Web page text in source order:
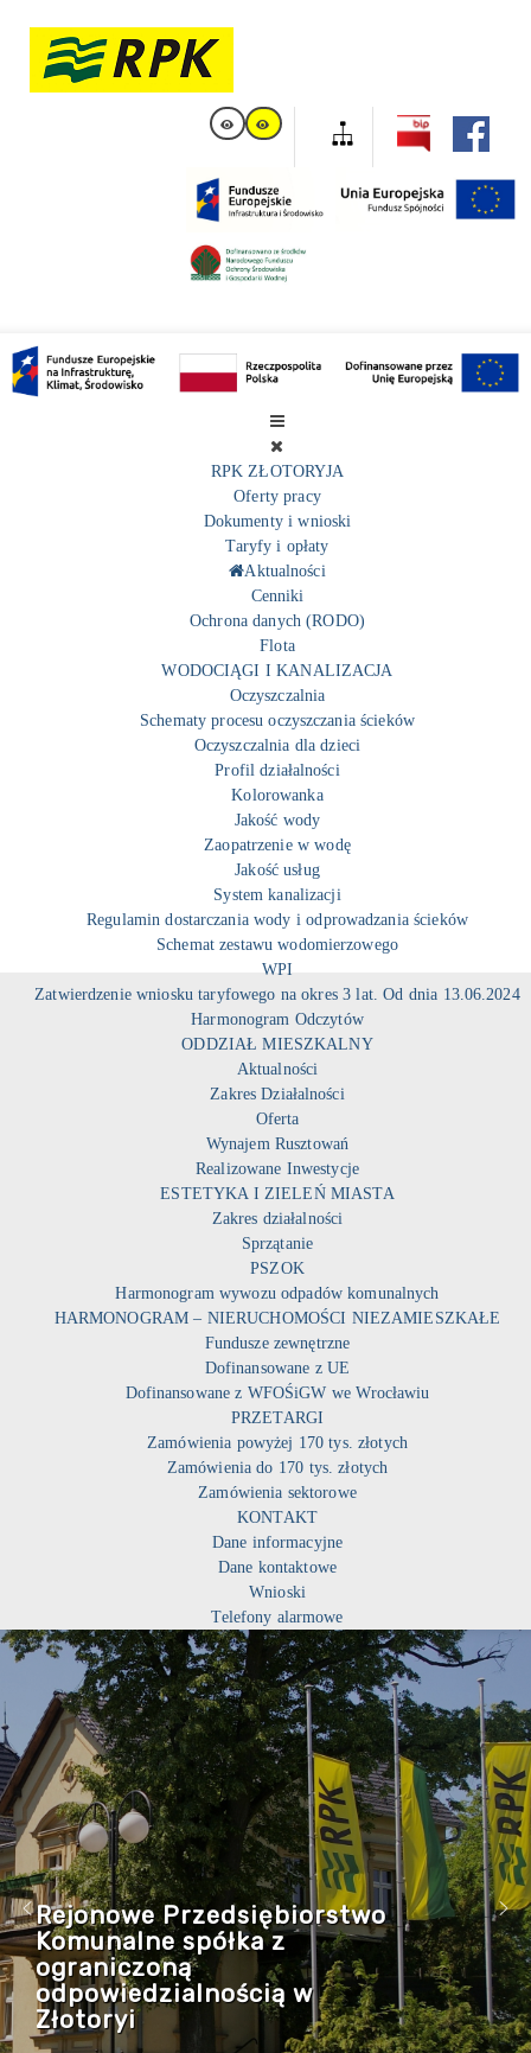
RPK ZŁOTORYJA
Oferty pracy
Dokumenty i wnioski
Taryfy i opłaty
Aktualności
Cenniki
Ochrona danych (RODO)
Flota
WODOCIĄGI I KANALIZACJA
Oczyszczalnia
Schematy procesu oczyszczania ścieków
Oczyszczalnia dla dzieci
Profil działalności
Kolorowanka
Jakość wody
Zaopatrzenie w wodę
Jakość usług
System kanalizacji
Regulamin dostarczania wody i odprowadzania ścieków
Schemat zestawu wodomierzowego
WPI
Zatwierdzenie wniosku taryfowego na okres 3 lat. Od dnia 13.06.2024
Harmonogram Odczytów
ODDZIAŁ MIESZKALNY
Aktualności
Zakres Działalności
Oferta
Wynajem Rusztowań
Realizowane Inwestycje
ESTETYKA I ZIELEŃ MIASTA
Zakres działalności
Sprzątanie
PSZOK
Harmonogram wywozu odpadów komunalnych
HARMONOGRAM – NIERUCHOMOŚCI NIEZAMIESZKAŁE
Fundusze zewnętrzne
Dofinansowane z UE
Dofinansowane z WFOŚiGW we Wrocławiu
PRZETARGI
Zamówienia powyżej 170 tys. złotych
Zamówienia do 170 tys. złotych
Zamówienia sektorowe
KONTAKT
Dane informacyjne
Dane kontaktowe
Wnioski
Telefony alarmowe
Rejonowe Przedsiębiorstwo
Komunalne spółka z
ograniczoną
odpowiedzialnością w
Złotoryi